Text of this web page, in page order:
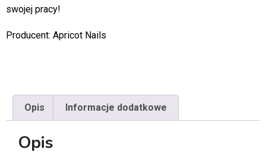
swojej pracy!
Producent: Apricot Nails
Opis Informacje dodatkowe
Opis